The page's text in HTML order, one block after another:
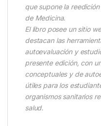
que supone la
de Medicina.
El libro posee un sitio
destacan las
autoevaluación y
presente edición, con
conceptuales y de
útiles para los
organismos sanitarios
salud.